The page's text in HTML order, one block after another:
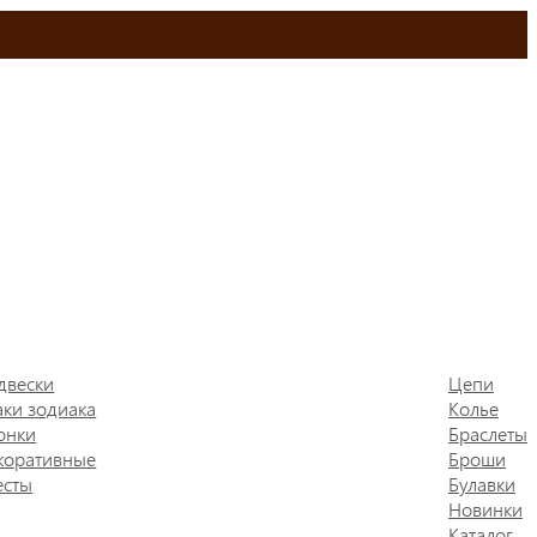
зодиака
Цепи
Колье
Браслеты
Броши
Булавки
Новинки